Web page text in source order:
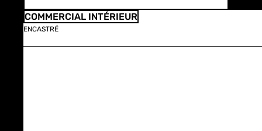
COMMERCIAL INTÉRIEUR
ENCASTRÉ